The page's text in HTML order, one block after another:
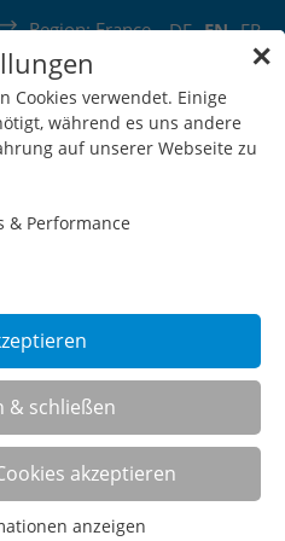
DE EN FR
Region: France
Belgium
SHOP
one
✕
Cookies verwendet. Einige
während es uns andere
auf unserer Webseite zu
& Performance
& schließen
akzeptieren
anzeigen